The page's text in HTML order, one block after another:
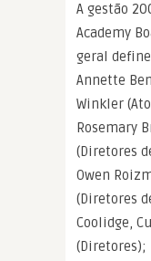
A gestão
Academy
geral
Annette
Winkler
Rosemary
(Diretores
Owen
(Diretores
Coolidge,
(Diretores);